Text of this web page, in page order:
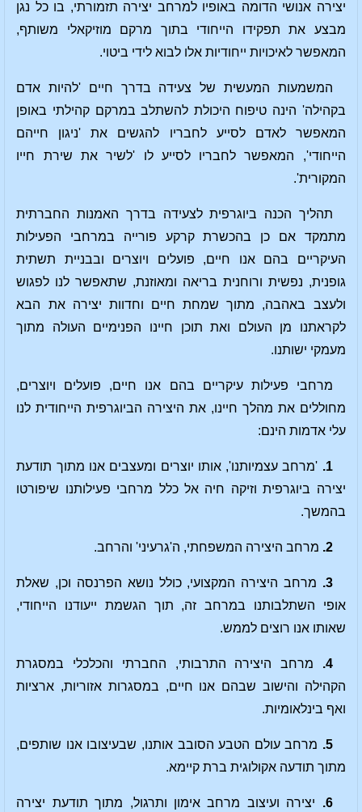
יצירה אנושי הדומה באופיו למרחב יצירה תזמורתי, בו כל נגן
מבצע את תפקידו הייחודי בתוך מרקם מוזיקאלי משותף,
המאפשר לאיכויות ייחודיות אלו לבוא לידי ביטוי.
המשמעות המעשית של צעידה בדרך חיים 'להיות אדם
בקהילה' הינה טיפוח היכולת להשתלב במרקם קהילתי באופן
המאפשר לאדם לסייע לחבריו להגשים את 'ניגון חייהם
הייחודי', המאפשר לחבריו לסייע לו 'לשיר את שירת חייו
המקורית'.
תהליך הכנה ביוגרפית לצעידה בדרך האמנות החברתית
מתמקד אם כן בהכשרת קרקע פורייה במרחבי הפעילות
העיקריים בהם אנו חיים, פועלים ויוצרים ובבניית תשתית
גופנית, נפשית ורוחנית בריאה ומאוזנת, שתאפשר לנו לפגוש
ולעצב באהבה, מתוך שמחת חיים וחדוות יצירה את הבא
לקראתנו מן העולם ואת תוכן חיינו הפנימיים העולה מתוך
מעמקי ישותנו.
מרחבי פעילות עיקריים בהם אנו חיים, פועלים ויוצרים,
מחוללים את מהלך חיינו, את היצירה הביוגרפית הייחודית לנו
עלי אדמות הינם:
1. 'מרחב עצמיותנו', אותו יוצרים ומעצבים אנו מתוך תודעת
יצירה ביוגרפית וזיקה חיה אל כלל מרחבי פעילותנו שיפורטו
בהמשך.
2. מרחב היצירה המשפחתי, ה'גרעיני' והרחב.
3.
מרחב היצירה המקצועי, כולל נושא הפרנסה וכן, שאלת
אופי השתלבותנו במרחב זה, תוך הגשמת ייעודנו הייחודי,
שאותו אנו רוצים לממש.
4.
מרחב היצירה התרבותי, החברתי והכלכלי במסגרת
הקהילה והישוב שבהם אנו חיים, במסגרות אזוריות, ארציות
ואף בינלאומיות.
5.
מרחב עולם הטבע הסובב אותנו, שבעיצובו אנו שותפים,
מתוך תודעה אקולוגית ברת קיימא.
6.
יצירה ועיצוב מרחב אימון ותרגול, מתוך תודעת יצירה